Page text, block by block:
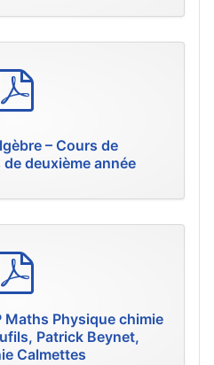
– Cours de
deuxième année
Maths Physique chimie
Patrick Beynet,
Calmettes